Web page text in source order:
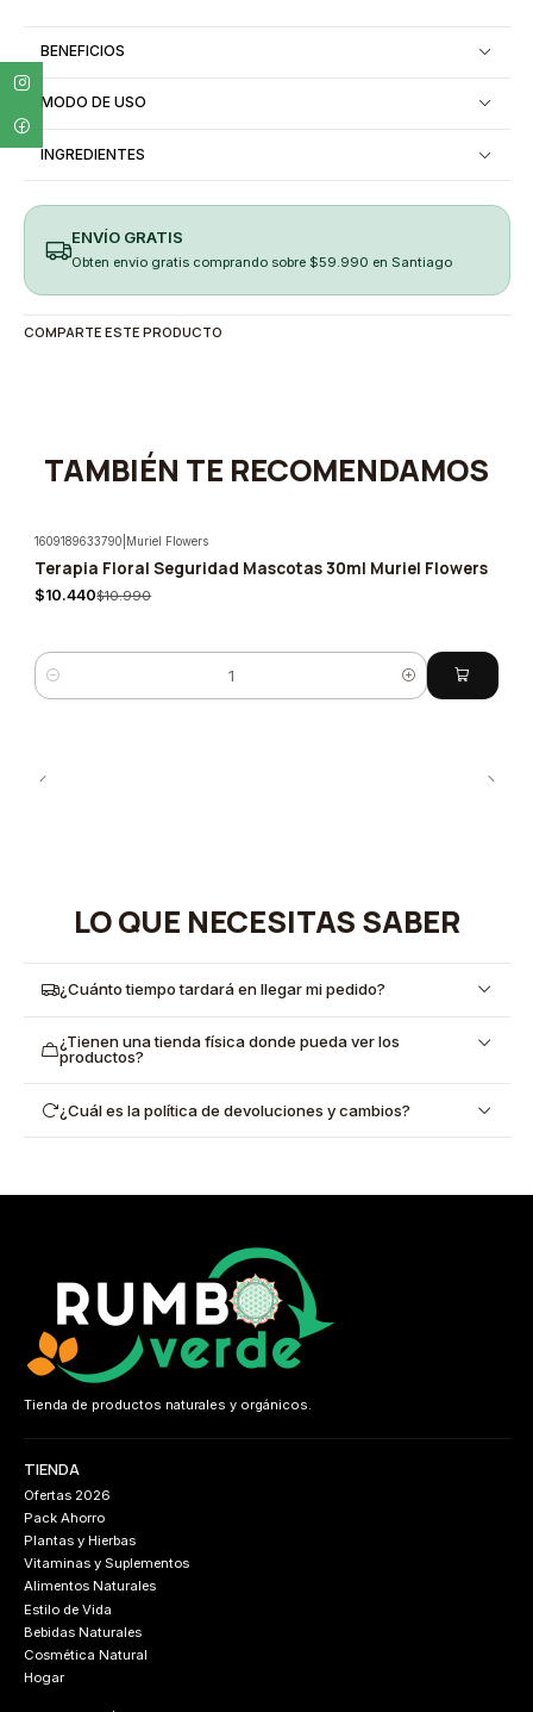
BENEFICIOS
MODO DE USO
INGREDIENTES
ENVÍO GRATIS
Obten envio gratis comprando sobre $59.990 en Santiago
COMPARTE ESTE PRODUCTO
TAMBIÉN TE RECOMENDAMOS
-5%
1609189633790 Muriel Flowers
Terapia Floral Seguridad Mascotas 30ml Muriel Flowers
$10.440$10.990
Cantidad
LO QUE NECESITAS SABER
¿Cuánto tiempo tardará en llegar mi pedido?
¿Tienen una tienda física donde pueda ver los
productos?
¿Cuál es la política de devoluciones y cambios?
Tienda de productos naturales y orgánicos.
TIENDA
Ofertas 2026
Pack Ahorro
Plantas y Hierbas
Vitaminas y Suplementos
Alimentos Naturales
Estilo de Vida
Bebidas Naturales
Cosmética Natural
Hogar